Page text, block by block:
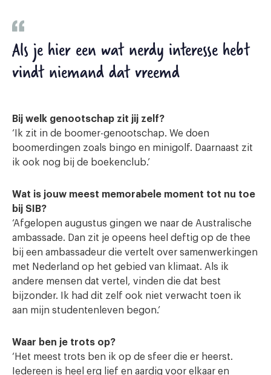
Als je hier een wat nerdy interesse hebt
vindt niemand dat vreemd
Bij welk genootschap zit jij zelf?
‘Ik zit in de boomer-genootschap. We doen
boomerdingen zoals bingo en minigolf. Daarnaast zit
ik ook nog bij de boekenclub.’
Wat is jouw meest memorabele moment tot nu toe
bij SIB?
‘Afgelopen augustus gingen we naar de Australische
ambassade. Dan zit je opeens heel deftig op de thee
bij een ambassadeur die vertelt over samenwerkingen
met Nederland op het gebied van klimaat. Als ik
andere mensen dat vertel, vinden die dat best
bijzonder. Ik had dit zelf ook niet verwacht toen ik
aan mijn studentenleven begon.’
Waar ben je trots op?
‘Het meest trots ben ik op de sfeer die er heerst.
Iedereen is heel erg lief en aardig voor elkaar en